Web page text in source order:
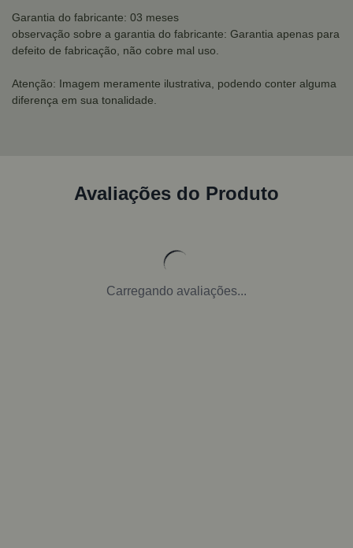
Garantia do fabricante: 03 meses
observação sobre a garantia do fabricante: Garantia apenas para
defeito de fabricação, não cobre mal uso.
Atenção: Imagem meramente ilustrativa, podendo conter alguma
diferença em sua tonalidade.
Avaliações do Produto
Carregando avaliações...